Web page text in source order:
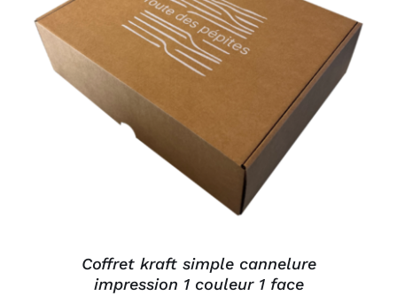
AJOUTER AU PANIER
DÉTAILS
Coffret kraft simple cannelure
impression 1 couleur 1 face